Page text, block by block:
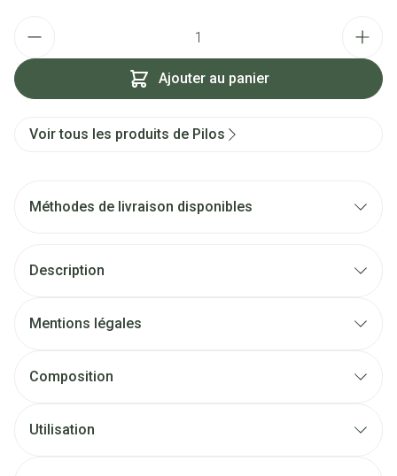
Ajouter au panier
Voir tous les produits de Pilos
Méthodes de livraison disponibles
Description
Mentions légales
Composition
Utilisation